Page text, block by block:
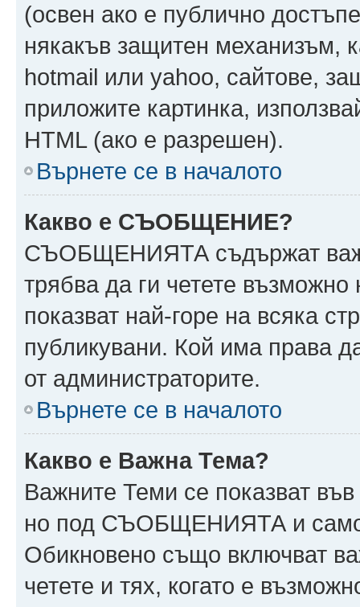
(освен ако е публично
някакъв защитен механизъм,
hotmail или yahoo, сайтове,
приложите картинка,
HTML (ако е разрешен).
Върнете се в началото
Какво е СЪОБЩЕНИЕ?
СЪОБЩЕНИЯТА съдържат
трябва да ги четете
показват най-горе на всяка
публикувани. Кой има
от администраторите.
Върнете се в началото
Какво е Важна Тема?
Важните Теми се показват
но под СЪОБЩЕНИЯТА и само
Обикновено също включват
четете и тях, когато е